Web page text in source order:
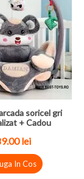
soricel gri
+ Cadou
lei
In Cos